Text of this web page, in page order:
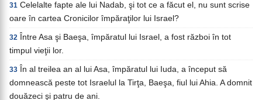
31 Celelalte fapte ale lui Nadab, şi tot ce a făcut el, nu sunt scrise
oare în cartea Cronicilor împăraţilor lui Israel?
32
Între Asa şi Baeşa, împăratul lui Israel, a fost război în tot
timpul vieţii lor.
33
În al treilea an al lui Asa, împăratul lui Iuda, a început să
domnească peste tot Israelul la Tirţa, Baeşa, fiul lui Ahia. A domnit
douăzeci şi patru de ani.